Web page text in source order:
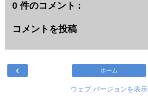
0 件のコメント :
コメントを投稿
‹ ホーム
ウェブ バージョンを表示